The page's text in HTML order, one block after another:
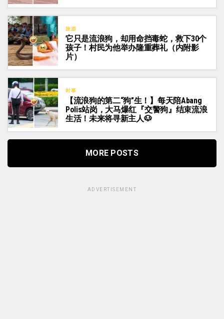
旅游
它只是流浪狗，却用命挡毒蛇，救下30个
孩子！村民为他举办隆重葬礼（内附影
片）
时事
【流浪狗的第二“狗”生！】每天陪Abang
Polis站岗，大马爆红『交警狗』结束流浪
生活！未来将寻新主人🐶
MORE POSTS
ADVERTISEMENT